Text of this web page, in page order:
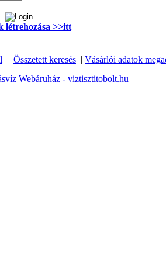
1/4"x3/8"x1/4", Quick
létrehozása >>itt
| Összetett keresés | Vásárlói adatok
Webáruház - viztisztitobolt.hu